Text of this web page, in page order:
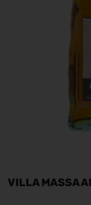
VILLA MASSA